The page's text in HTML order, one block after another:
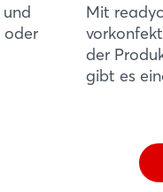
oder
Mit
der
gibt es